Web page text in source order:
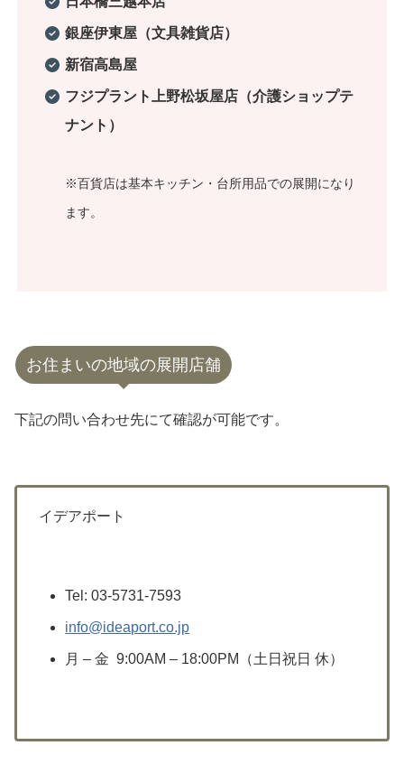
銀座伊東屋（文具雑貨店）
新宿高島屋
フジプラント上野松坂屋店（介護ショップテ
ナント）
※百貨店は基本キッチン・台所用品での展開になり
ます。
お住まいの地域の展開店舗
下記の問い合わせ先にて確認が可能です。
イデアポート
Tel: 03-5731-7593
info@ideaport.co.jp
月 – 金 9:00AM – 18:00PM（土日祝日 休）